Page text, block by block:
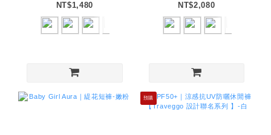
NT$1,480 NT$2,080
預購